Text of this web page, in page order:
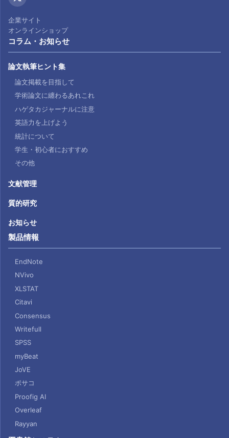
企業サイト
オンラインショップ
コラム・お知らせ
論文執筆ヒント集
論文掲載を目指して
学術論文に纏わるあれこれ
ハゲタカジャーナルに注意
英語力を上げよう
統計について
学生・初心者におすすめ
その他
文献管理
質的研究
お知らせ
製品情報
EndNote
NVivo
XLSTAT
Citavi
Consensus
Writefull
SPSS
myBeat
JoVE
ポサコ
Proofig AI
Overleaf
Rayyan